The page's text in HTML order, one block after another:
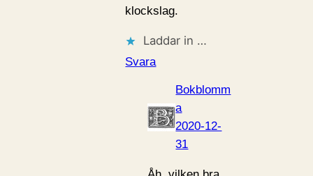
klockslag.
Laddar in …
Svara
Bokblomm
a
2020-12-
31